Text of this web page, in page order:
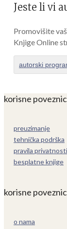
Jeste li vi
Promovišite
Knjige Online
autorski
korisne
preuzimanje
tehnička podrška
pravila privatnosti
besplatne knjige
korisne
o nama